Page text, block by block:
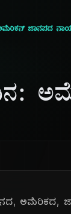
ಜಾನಪದ
ಅಮೆರಿಕದ,